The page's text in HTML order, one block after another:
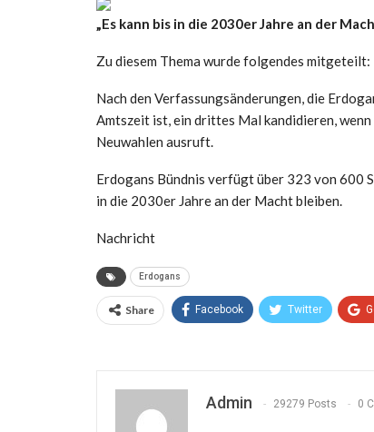
„Es kann bis in die 2030er Jahre an der
Zu diesem Thema wurde folgendes mitgeteilt:
Nach den Verfassungsänderungen, die
Amtszeit ist, ein drittes Mal kandidieren,
Neuwahlen ausruft.
Erdogans Bündnis verfügt über 323 von 600
in die 2030er Jahre an der Macht bleiben.
Nachricht
Erdogans
Share Facebook Twitter
Admin 29279 Posts 0